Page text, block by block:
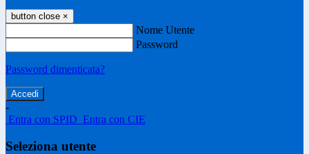
button close ×
Nome Utente
Password
Password dimenticata?
-
Entra con SPID Entra con CIE
Seleziona utente